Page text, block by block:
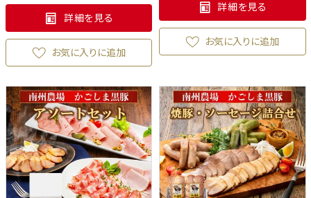
詳細を見る
お気に入りに追加
詳細を見る
お気に入りに追加